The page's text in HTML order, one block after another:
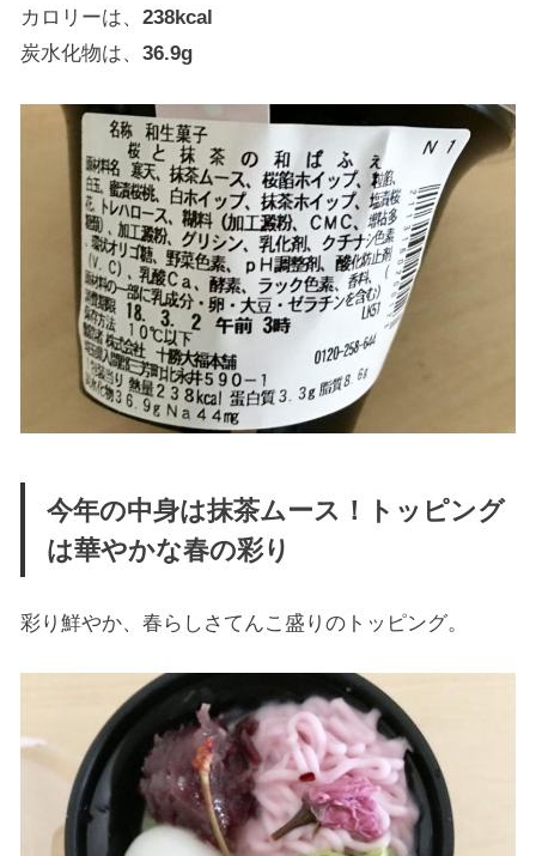
カロリーは、238kcal
炭水化物は、36.9g
今年の中身は抹茶ムース！トッピング
は華やかな春の彩り
彩り鮮やか、春らしさてんこ盛りのトッピング。